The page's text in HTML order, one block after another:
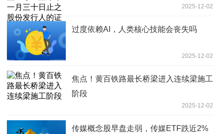
2025-12-02
过度依赖AI，人类核心技能会丧失吗
2025-12-02
焦点！黄百铁路最长桥梁进入连续梁施工
阶段
2025-12-02
传媒概念股早盘走弱，传媒ETF跌近2%